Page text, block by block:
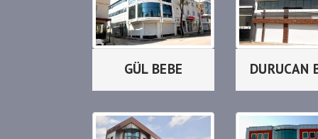
GÜL BEBE DURUCAN